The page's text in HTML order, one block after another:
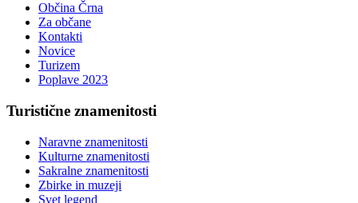
Občina Črna
Za občane
Kontakti
Novice
Turizem
Poplave 2023
Turistične znamenitosti
Naravne znamenitosti
Kulturne znamenitosti
Sakralne znamenitosti
Zbirke in muzeji
Svet legend